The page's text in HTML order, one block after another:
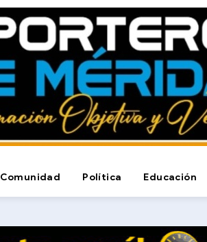
Comunidad Política Educación